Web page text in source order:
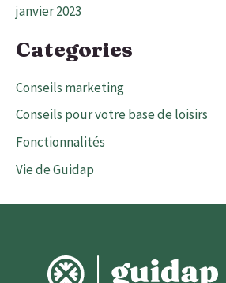
janvier 2023
Categories
Conseils marketing
Conseils pour votre base de loisirs
Fonctionnalités
Vie de Guidap